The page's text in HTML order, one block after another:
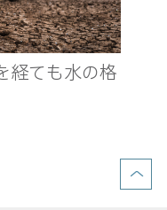
経ても水の格